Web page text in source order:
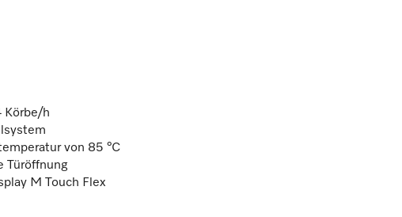
Körbe/h
von 85 °C
Türöffnung
M Touch Flex